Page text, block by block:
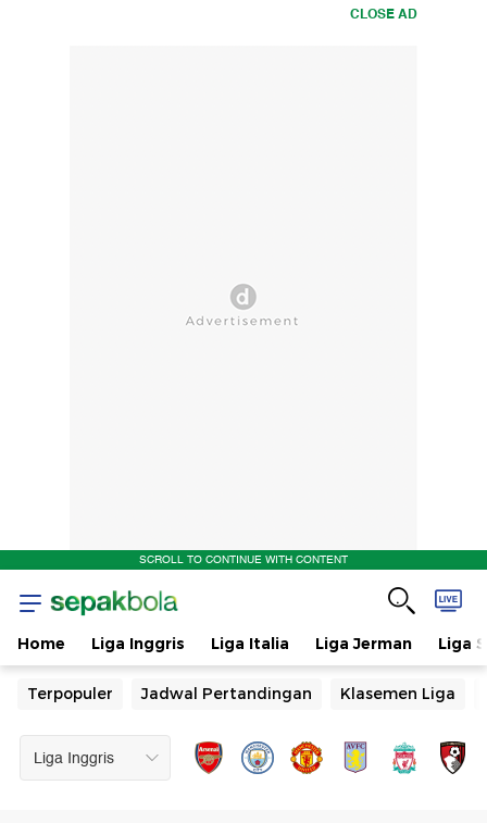
CLOSE AD
SCROLL TO CONTINUE WITH CONTENT
Home Liga Inggris Liga Italia Liga Jerman Liga
Terpopuler Jadwal Pertandingan Klasemen Liga